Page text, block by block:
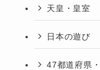
天皇・皇室
日本の遊び
47都道府県